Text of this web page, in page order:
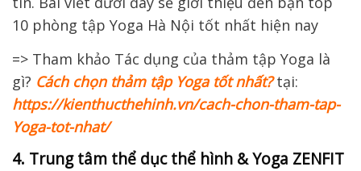
=> Tham khảo Tác dụng của thảm tập Yoga là
gì? Cách chọn thảm tập Yoga tốt nhất?tại:
https://kienthucthehinh.vn/cach-chon-tham-tap-
Yoga-tot-nhat/
4. Trung tâm thể dục thể hình & Yoga ZENFIT